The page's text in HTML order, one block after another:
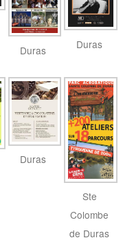
Duras Duras
Duras
Ste
Colombe
de Duras